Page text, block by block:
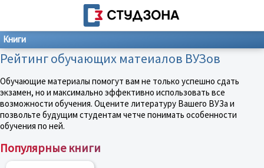
Книги
Рейтинг обучающих матеиалов ВУЗов
Обучающие материалы помогут вам не только успешно сдать
экзамен, но и максимально эффективно использовать все
возможности обучения. Оцените литературу Вашего ВУЗа и
позвольте будущим студентам четче понимать особенности
обучения по ней.
Популярные книги